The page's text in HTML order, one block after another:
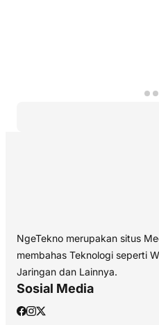
NgeTekno merupakan situs
membahas Teknologi seperti
Jaringan dan Lainnya.
Sosial Media